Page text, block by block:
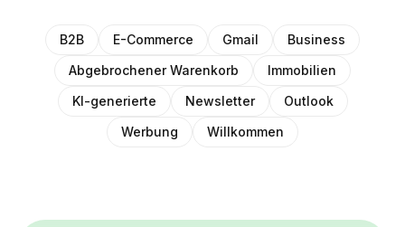
B2B E-Commerce Gmail
Business
Abgebrochener Warenkorb
Immobilien
KI-generierte
Newsletter
Outlook
Werbung
Willkommen